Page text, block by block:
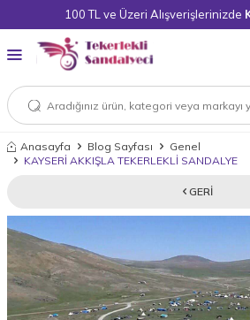
100 TL ve Üzeri Alışverişlerinizde
Anasayfa Blog Sayfası
Genel
KAYSERİ AKKIŞLA TEKERLEKLİ SANDALYE
GERI